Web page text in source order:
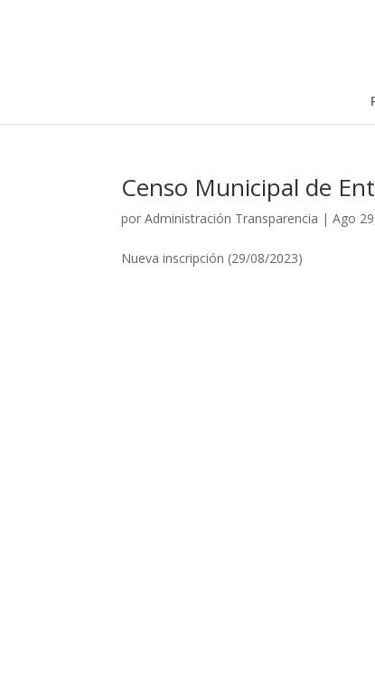
Censo Municipal de
porAdministración Transparencia |Ago
Nueva inscripción (29/08/2023)